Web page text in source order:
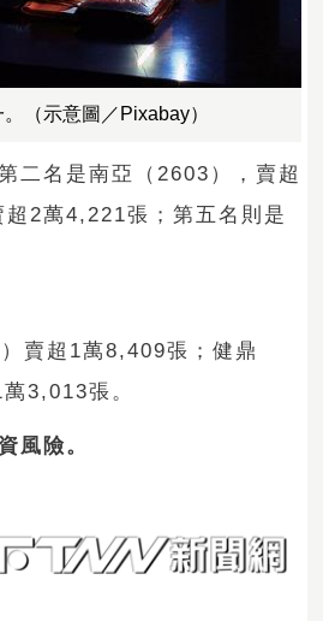
（示意圖／Pixabay）
二名是南亞（ 2603 ），賣超
超 2萬4,221張； 第五名則是
）賣超 1萬8,409張； 健鼎
萬3,013張。
風險。